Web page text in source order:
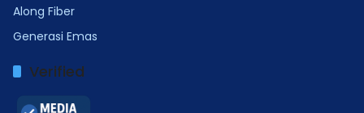
Along Fiber
Generasi Emas
Verified